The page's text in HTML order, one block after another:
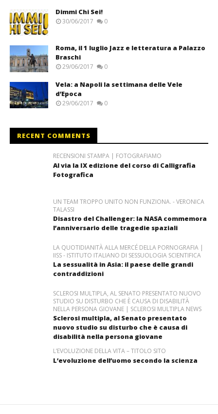
Dimmi Chi Sei!
30/06/2017 0
Roma, il 1 luglio Jazz e letteratura a Palazzo
Braschi
29/06/2017 0
Vela: a Napoli la settimana delle Vele
d’Epoca
29/06/2017 0
RECENT COMMENTS
RECENSIONI STAMPA | FOTOGRAFIAMO
Al via la IX edizione del corso di Calligrafia
Fotografica
UN TEAM TROPPO UNITO NON FUNZIONA. - VERONICA
TALASSI
Disastro del Challenger: la NASA commemora
l’anniversario delle tragedie spaziali
LA QUOTIDIANITÀ ALLA MERCÉ DELLA PORNOGRAFIA |
IISS - ISTITUTO ITALIANO DI SESSUOLOGIA SCIENTIFICA
La sessualità in Asia: il paese delle grandi
contraddizioni
SCLEROSI MULTIPLA, AL SENATO PRESENTATO NUOVO
STUDIO SU DISTURBO CHE È CAUSA DI DISABILITÀ
NELLA PERSONA GIOVANE | SCLEROSI MULTIPLA NEWS
Sclerosi multipla, al Senato presentato
nuovo studio su disturbo che è causa di
disabilità nella persona giovane
L’EVOLUZIONE DELLA VITA – TITOLO SITO
L’evoluzione dell’uomo secondo la scienza